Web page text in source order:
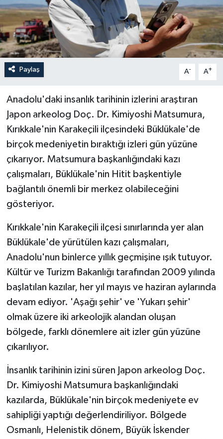
Paylaş A- A+
Anadolu'daki insanlık tarihinin izlerini araştıran
Japon arkeolog Doç. Dr. Kimiyoshi Matsumura,
Kırıkkale'nin Karakeçili ilçesindeki Büklükale'de
birçok medeniyetin bıraktığı izleri gün yüzüne
çıkarıyor. Matsumura başkanlığındaki kazı
çalışmaları, Büklükale'nin Hitit başkentiyle
bağlantılı önemli bir merkez olabileceğini
gösteriyor.
Kırıkkale'nin Karakeçili ilçesi sınırlarında yer alan
Büklükale'de yürütülen kazı çalışmaları,
Anadolu'nun binlerce yıllık geçmişine ışık tutuyor.
Kültür ve Turizm Bakanlığı tarafından 2009 yılında
başlatılan kazılar, her yıl mayıs ve haziran aylarında
devam ediyor. 'Aşağı şehir' ve 'Yukarı şehir'
olmak üzere iki arkeolojik alandan oluşan
bölgede, farklı dönemlere ait izler gün yüzüne
çıkarılıyor.
İnsanlık tarihinin izini süren Japon arkeolog Doç.
Dr. Kimiyoshi Matsumura başkanlığındaki
kazılarda, Büklükale'nin birçok medeniyete ev
sahipliği yaptığı değerlendiriliyor. Bölgede
Osmanlı, Helenistik dönem, Büyük İskender
Yerel